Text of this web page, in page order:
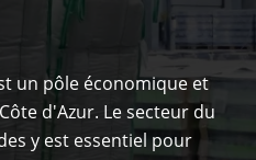
un pôle économique et
d'Azur. Le secteur du
y est essentiel pour